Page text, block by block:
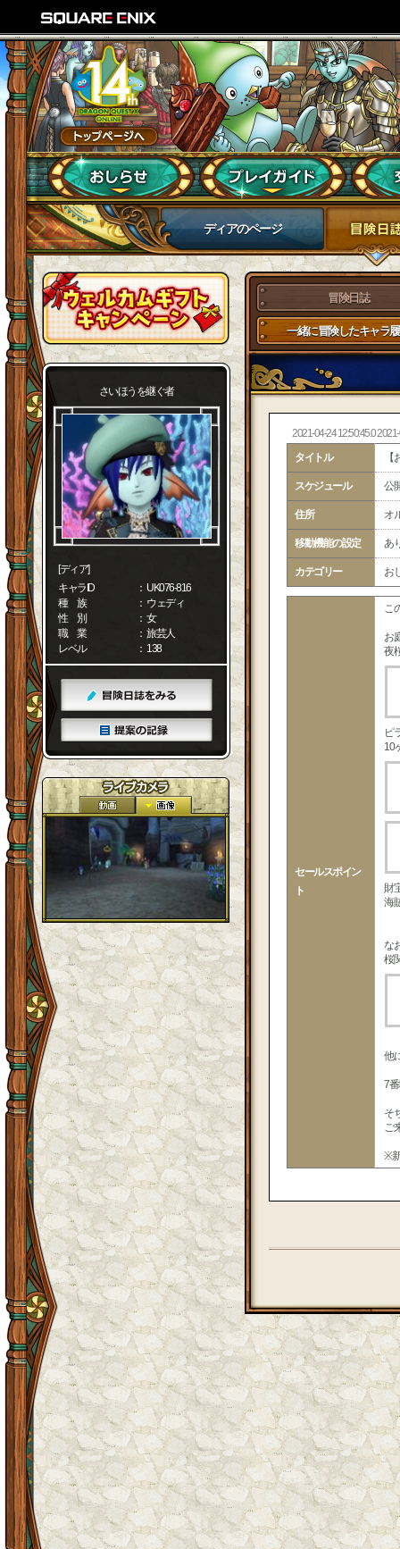
ディアのページ
さいほうを継ぐ者
[ディア]
キャラID
： UK076-816
種 族
： ウェディ
性 別
： 女
職 業
： 旅芸人
レベル
： 138
冒険日誌
一緒に冒険したキャラ
2021-04-24 12:50:45.0
タイトル
スケジュール 公
住所 オ
移動機能の設定 あ
カテゴリー お
セールスポイン
ト
こ
お
夜
ピ
10
財
海
な
桜
他
7
そ
ご
※